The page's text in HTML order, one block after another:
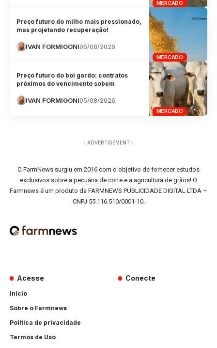
MERCADO
MERCADO
Preço futuro do milho mais pressionado,
mas projetando recuperação!
IVAN FORMIGONI06/08/2026
MERCADO
Preço futuro do boi gordo: contratos
próximos do vencimento sobem
IVAN FORMIGONI05/08/2026
- ADVERTISEMENT -
O FarmNews surgiu em 2016 com o objetivo de fornecer estudos
exclusivos sobre a pecuária de corte e a agricultura de grãos! O
Farmnews é um produto da FARMNEWS PUBLICIDADE DIGITAL LTDA –
CNPJ 55.116.510/0001-10.
Acesse
Início
Sobre o Farmnews
Política de privacidade
Termos de Uso
Conecte